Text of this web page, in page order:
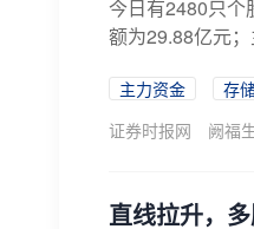
今日有2480只个
额为29.88亿元
主力资金 存
证券时报网
阙福
直线拉升，